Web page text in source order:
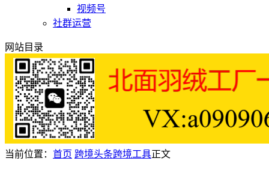
视频号
社群运营
网站目录
当前位置： 首页 跨境头条跨境工具正文